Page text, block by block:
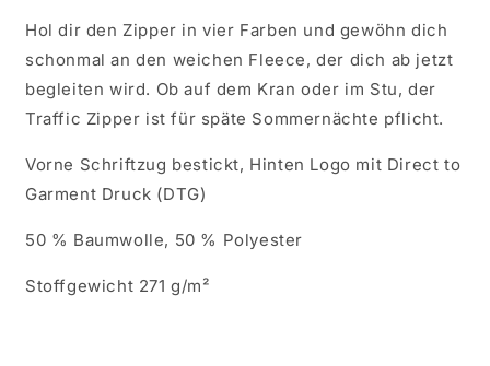
Hol dir den Zipper in vier Farben und gewöhn dich
schonmal an den weichen Fleece, der dich ab jetzt
begleiten wird. Ob auf dem Kran oder im Stu, der
Traffic Zipper ist für späte Sommernächte pflicht.
Vorne Schriftzug bestickt, Hinten Logo mit Direct to
Garment Druck (DTG)
50 % Baumwolle, 50 % Polyester
Stoffgewicht 271 g/m²